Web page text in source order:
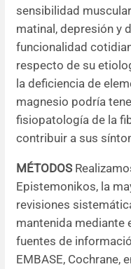
Editores
Comité editorial
Resúmenes de
Noticias
sensibilidad
matinal, depresión y
funcionalidad
respecto de su
la deficiencia de
magnesio podría
fisiopatología de la
contribuir a sus
MÉTODOS
Epistemonikos, la
revisiones
mantenida mediante
fuentes de
EMBASE, Cochrane,